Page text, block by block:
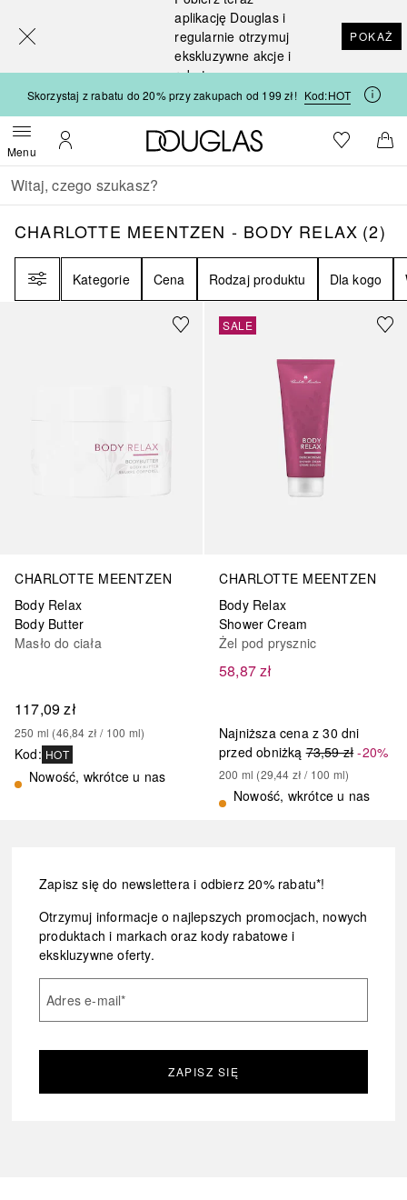
aplikację Douglas i
regularnie otrzymuj
ekskluzywne akcje i
rabaty
POKAŻ
Skorzystaj z rabatu do 20% przy zakupach od 199 zł! Kod:HOT
MenuOtwórz menuMoje konto
Strona główna Douglas
Do listyDo
Wracać
Wykonaj wyszukiwanie
CHARLOTTE MEENTZEN - BODY RELAX2
CHARLOTTE MEENTZEN - BODY RELAX (2)
Kategorie Cena Rodzaj produktu Dla kogo
CHARLOTTE MEENTZEN
Body Relax
Body Butter
Masło do ciała
117,09 zł
250 ml (46,84 zł / 100 ml)
Kod: HOT
Nowość, wkrótce u nas
CHARLOTTE MEENTZEN
Body Relax
Shower Cream
Żel pod prysznic
58,87 zł
Najniższa cena z 30 dni
przed obniżką 73,59 zł-20%
200 ml (29,44 zł / 100 ml)
Nowość, wkrótce u nas
SALE
Zapisz się do newslettera i odbierz 20% rabatu*!
Otrzymuj informacje o najlepszych promocjach, nowych
produktach i markach oraz kody rabatowe i
ekskluzywne oferty.
Adres e-mail*
ZAPISZ SIĘ
[navigation.slideout.screenreader]